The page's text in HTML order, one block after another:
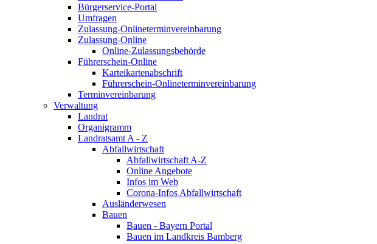
Bürgerservice-Portal
Umfragen
Zulassung-Onlineterminvereinbarung
Zulassung-Online
Online-Zulassungsbehörde
Führerschein-Online
Karteikartenabschrift
Führerschein-Onlineterminvereinbarung
Terminvereinbarung
Verwaltung
Landrat
Organigramm
Landratsamt A - Z
Abfallwirtschaft
Abfallwirtschaft A-Z
Online Angebote
Infos im Web
Corona-Infos Abfallwirtschaft
Ausländerwesen
Bauen
Bauen - Bayern Portal
Bauen im Landkreis Bamberg